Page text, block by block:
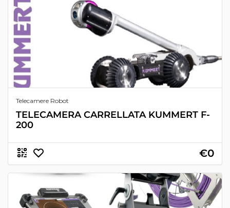
Telecamere Robot
TELECAMERA CARRELLATA KUMMERT F-
200
€0